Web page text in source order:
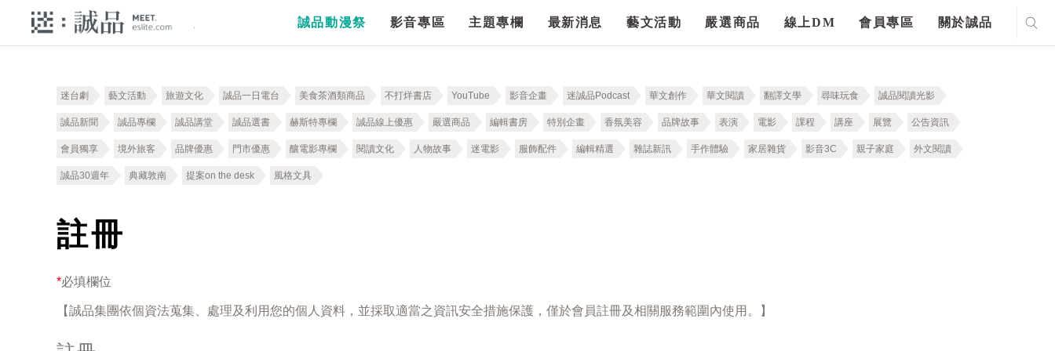
誠品動漫祭 影音專區 主題專欄 最新消息 藝文活動 嚴選商品 線上DM 會員專區 關於誠品
迷台劇 藝文活動 旅遊文化 誠品一日電台 美食茶酒類商品 不打烊書店 YouTube 影音企畫 迷誠品Podcast 華文創作 華文閱讀 翻譯文學 尋味玩食 誠品閱讀光影
誠品新聞 誠品專欄 誠品講堂 誠品選書 赫斯特專欄 誠品線上優惠 嚴選商品 編輯書房 特別企畫 香氛美容 品牌故事 表演 電影 課程 講座 展覽 公告資訊
會員獨享 境外旅客 品牌優惠 門市優惠 釀電影專欄 閱讀文化 人物故事 迷電影 服飾配件 編輯精選 雜誌新訊 手作體驗 家居雜貨 影音3C 親子家庭 外文閱讀
誠品30週年 典藏敦南 提案on the desk 風格文具
註冊
*必填欄位
【誠品集團依個資法蒐集、處理及利用您的個人資料，並採取適當之資訊安全措施保護，僅於會員註冊及相關服務範圍內使用。】